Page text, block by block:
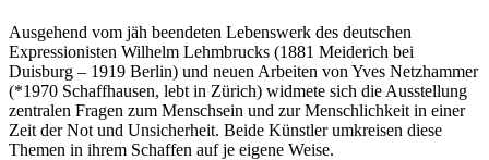
Ausgehend vom jäh beendeten Lebenswerk des deutschen
Expressionisten Wilhelm Lehmbrucks (1881 Meiderich bei
Duisburg – 1919 Berlin) und neuen Arbeiten von Yves Netzhammer
(*1970 Schaffhausen, lebt in Zürich) widmete sich die Ausstellung
zentralen Fragen zum Menschsein und zur Menschlichkeit in einer
Zeit der Not und Unsicherheit. Beide Künstler umkreisen diese
Themen in ihrem Schaffen auf je eigene Weise.